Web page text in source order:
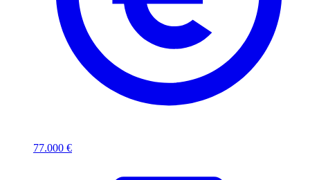
77.000 €